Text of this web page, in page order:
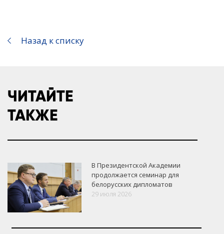
Назад к списку
ЧИТАЙТЕ
ТАКЖЕ
В Президентской Академии
продолжается семинар для
белорусских дипломатов
29 июля 2026